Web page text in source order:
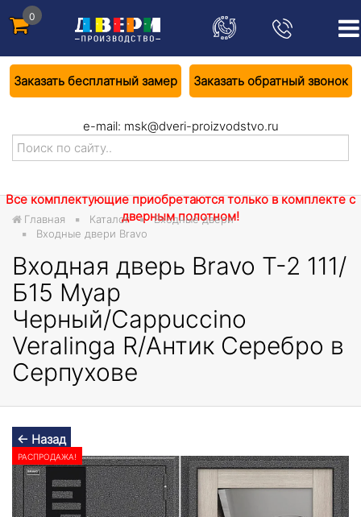
0
Заказать бесплатный замер Заказать обратный звонок
e-mail: msk@dveri-proizvodstvo.ru
Все комплектующие приобретаются только в комплекте с
дверным полотном!
Главная Каталог
Входные двери
Входные двери Bravo
Входная дверь Bravo T-2 111/
Б15 Муар
Черный/Cappuccino
Veralinga R/Антик Серебро в
Серпухове
← Назад
РАСПРОДАЖА!